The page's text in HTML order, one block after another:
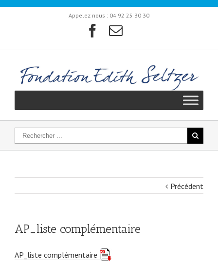
Appelez nous : 04 92 25 30 30
Précédent
AP_liste complémentaire
AP_liste complémentaire